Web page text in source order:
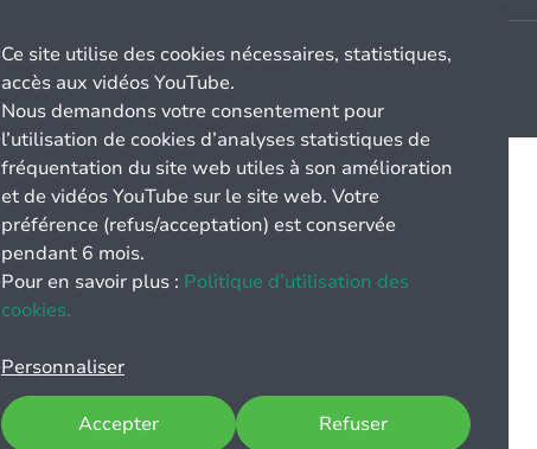
Ce site utilise des cookies nécessaires, statistiques,
accès aux vidéos YouTube.
Nous demandons votre consentement pour
l’utilisation de cookies d’analyses statistiques de
fréquentation du site web utiles à son amélioration
et de vidéos YouTube sur le site web. Votre
préférence (refus/acceptation) est conservée
pendant 6 mois.
Pour en savoir plus : Politique d’utilisation des
cookies.
Personnaliser
Refuser
Accepter